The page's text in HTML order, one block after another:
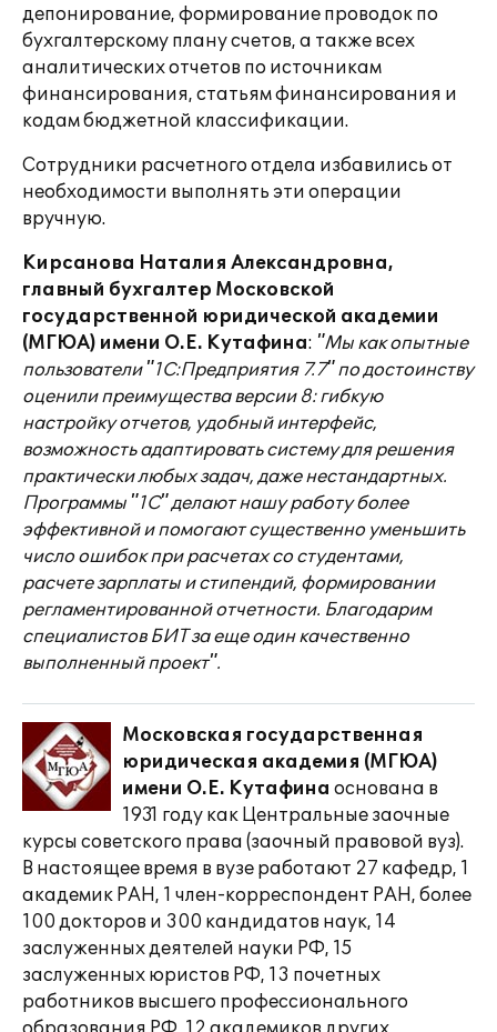
депонирование, формирование проводок по
бухгалтерскому плану счетов, а также всех
аналитических отчетов по источникам
финансирования, статьям финансирования и
кодам бюджетной классификации.
Сотрудники расчетного отдела избавились от
необходимости выполнять эти операции
вручную.
Кирсанова Наталия Александровна,
главный бухгалтер Московской
государственной юридической академии
(МГЮА) имени О.Е. Кутафина: "Мы как опытные
пользователи "1С:Предприятия 7.7" по достоинству
оценили преимущества версии 8: гибкую
настройку отчетов, удобный интерфейс,
возможность адаптировать систему для решения
практически любых задач, даже нестандартных.
Программы "1С" делают нашу работу более
эффективной и помогают существенно уменьшить
число ошибок при расчетах со студентами,
расчете зарплаты и стипендий, формировании
регламентированной отчетности. Благодарим
специалистов БИТ за еще один качественно
выполненный проект".
Московская государственная
юридическая академия (МГЮА)
имени О.Е. Кутафина основана в
1931 году как Центральные заочные
курсы советского права (заочный правовой вуз).
В настоящее время в вузе работают 27 кафедр, 1
академик РАН, 1 член-корреспондент РАН, более
100 докторов и 300 кандидатов наук, 14
заслуженных деятелей науки РФ, 15
заслуженных юристов РФ, 13 почетных
работников высшего профессионального